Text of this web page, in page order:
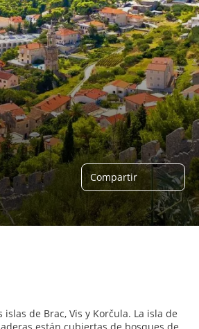
Compartir
de Brac, Vis y Korčula. La isla de